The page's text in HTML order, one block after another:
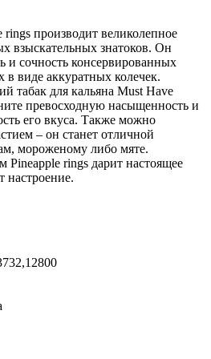
производит великолепное
взыскательных знатоков. Он
и сочность консервированных
в виде аккуратных колечек.
табак для кальяна Must Have
превосходную насыщенность и
его вкуса. Также можно
– он станет отличной
мороженому либо мяте.
Pineapple rings дарит настоящее
настроение.